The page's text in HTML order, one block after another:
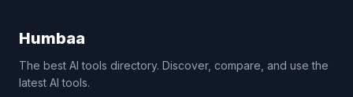
Humbaa
The best AI tools directory. Discover, compare, and use the
latest AI tools.